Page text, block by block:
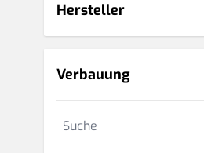
Hersteller
Verbauung